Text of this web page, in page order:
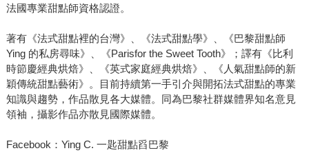
法國專業甜點師資格認證。
著有《法式甜點裡的台灣》、《法式甜點學》、《巴黎甜點師
Ying 的私房尋味》、《Parisfor the Sweet Tooth》；譯有《比利
時節慶經典烘焙》、《英式家庭經典烘焙》、《人氣甜點師的新
穎傳統甜點藝術》。目前持續第一手引介與開拓法式甜點的專業
知識與趨勢，作品散見各大媒體。同為巴黎社群媒體界知名意見
領袖，攝影作品亦散見國際媒體。
Facebook：Ying C. 一匙甜點舀巴黎